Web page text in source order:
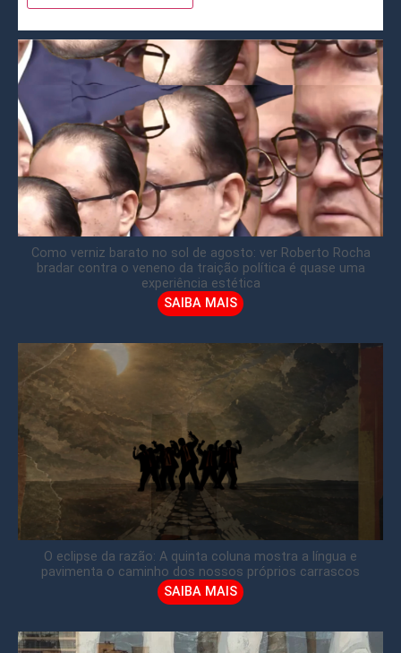
Como verniz barato no sol de agosto: ver Roberto Rocha
bradar contra o veneno da traição política é quase uma
experiência estética
SAIBA MAIS
O eclipse da razão: A quinta coluna mostra a língua e
pavimenta o caminho dos nossos próprios carrascos
SAIBA MAIS